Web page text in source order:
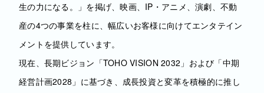
生の力になる。」を掲げ、映画、IP・アニメ、演劇、不動
産の4つの事業を柱に、幅広いお客様に向けてエンタテイン
メントを提供しています。
現在、長期ビジョン「TOHO VISION 2032」および「中期
経営計画2028」に基づき、成長投資と変革を積極的に推し